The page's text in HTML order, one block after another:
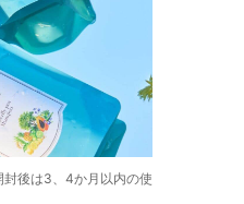
後は3、4か月以内の使